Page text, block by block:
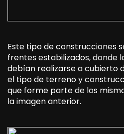
Este tipo de construcciones
frentes estabilizados, donde
debían realizarse a cubierto
el tipo de terreno y
que forme parte de los
la imagen anterior.